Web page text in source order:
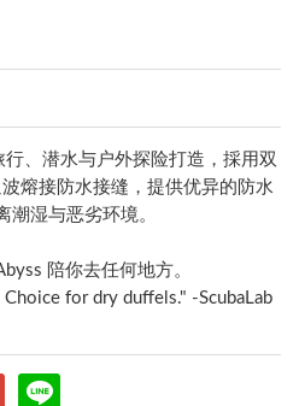
、潜水与户外探险打造，採用双
熔接防水接缝，提供优异的防水
潮湿与恶劣环境。
陪你去任何地方。
for dry duffels." -ScubaLab